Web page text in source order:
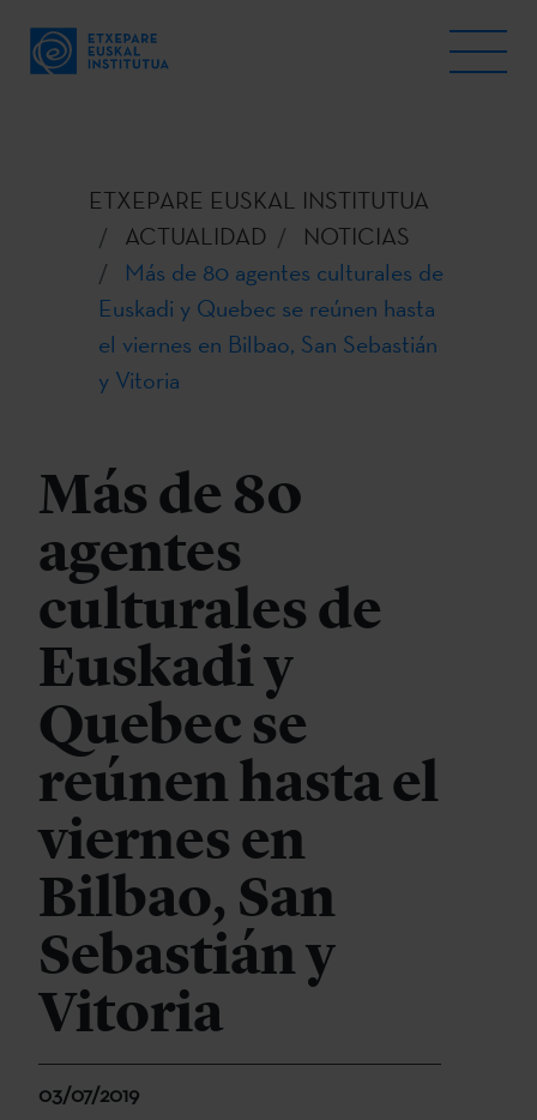
ETXEPARE EUSKAL INSTITUTUA
ACTUALIDAD
NOTICIAS
Más de 80 agentes culturales de
Euskadi y Quebec se reúnen hasta
el viernes en Bilbao, San Sebastián
y Vitoria
Más de 80
agentes
culturales de
Euskadi y
Quebec se
reúnen hasta el
viernes en
Bilbao, San
Sebastián y
Vitoria
03/07/2019